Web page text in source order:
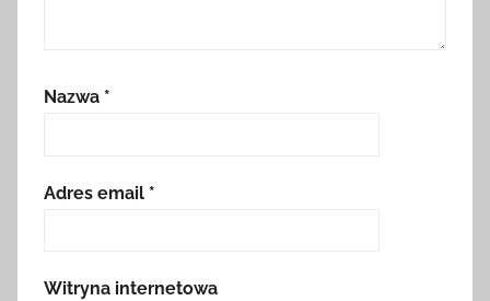
Nazwa *
Adres email *
Witryna internetowa